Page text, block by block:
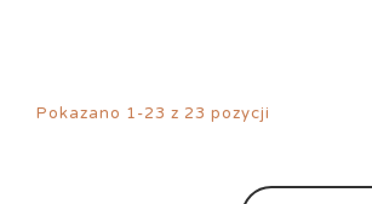
Pokazano 1-23 z 23 pozycji